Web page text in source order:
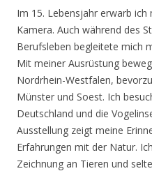
Im 15. Lebensjahr erwarb ich
Kamera. Auch während des
Berufsleben begleitete mich
Mit meiner Ausrüstung
Nordrhein-Westfalen,
Münster und Soest. Ich
Deutschland und die
Ausstellung zeigt meine
Erfahrungen mit der Natur.
Zeichnung an Tieren und